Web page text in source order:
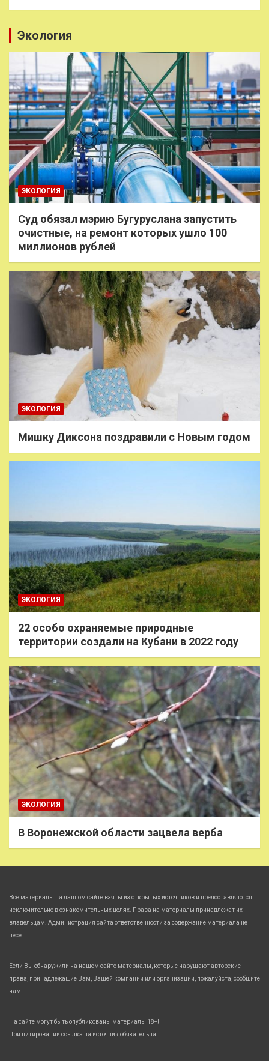
Экология
ЭКОЛОГИЯ
Суд обязал мэрию Бугуруслана запустить
очистные, на ремонт которых ушло 100
миллионов рублей
ЭКОЛОГИЯ
Мишку Диксона поздравили с Новым годом
ЭКОЛОГИЯ
22 особо охраняемые природные
территории создали на Кубани в 2022 году
ЭКОЛОГИЯ
В Воронежской области зацвела верба
Все материалы на данном сайте взяты из открытых источников и предоставляются
исключительно в ознакомительных целях. Права на материалы принадлежат их
владельцам. Администрация сайта ответственности за содержание материала не
несет.
Если Вы обнаружили на нашем сайте материалы, которые нарушают авторские
права, принадлежащие Вам, Вашей компании или организации, пожалуйста, сообщите
нам.
На сайте могут быть опубликованы материалы 18+!
При цитировании ссылка на источник обязательна.